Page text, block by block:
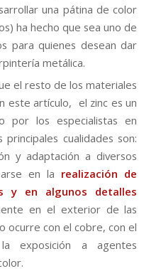
una pátina de color
ha hecho que sea uno de
para quienes desean dar
metálica.
el resto de los materiales
este artículo, el zinc es un
por los especialistas en
principales cualidades son:
y adaptación a diversos
en la realización de
y en algunos detalles
en el exterior de las
ocurre con el cobre, con el
exposición a agentes